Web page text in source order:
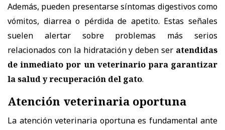
Además, pueden presentarsesíntomas digestivos como
vómitos, diarrea o pérdida de apetito. Estas señales
suelen alertar sobre problemas más serios
relacionados con la hidratación y deben ser atendidas
de inmediato por un veterinario para garantizar
la salud y recuperación del gato.
Atención veterinaria oportuna
La atención veterinaria oportuna es fundamental ante